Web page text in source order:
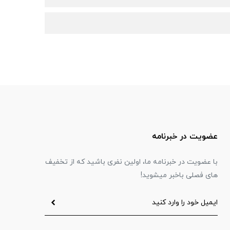
عضویت در خبرنامه
با عضویت در خبرنامه ما، اولین نفری باشید که از تخفیف
های فصلی باخبر میشوید!